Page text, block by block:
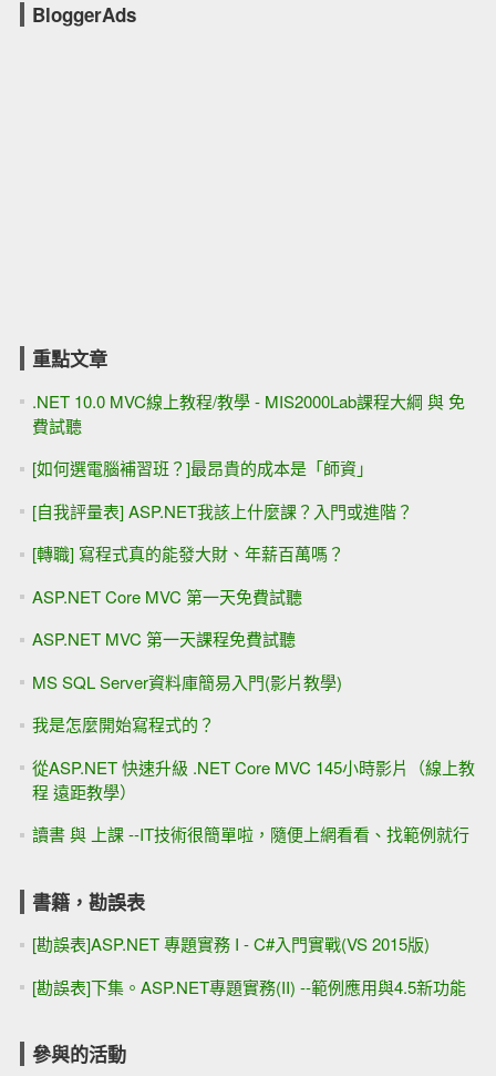
BloggerAds
重點文章
.NET 10.0 MVC線上教程/教學 - MIS2000Lab課程大綱 與 免
費試聽
[如何選電腦補習班？]最昂貴的成本是「師資」
[自我評量表] ASP.NET我該上什麼課？入門或進階？
[轉職] 寫程式真的能發大財、年薪百萬嗎？
ASP.NET Core MVC 第一天免費試聽
ASP.NET MVC 第一天課程免費試聽
MS SQL Server資料庫簡易入門(影片教學)
我是怎麼開始寫程式的？
從ASP.NET 快速升級 .NET Core MVC 145小時影片（線上教
程 遠距教學）
讀書 與 上課 --IT技術很簡單啦，隨便上網看看、找範例就行
書籍，勘誤表
[勘誤表]ASP.NET 專題實務 I - C#入門實戰(VS 2015版)
[勘誤表]下集。ASP.NET專題實務(II) --範例應用與4.5新功能
參與的活動